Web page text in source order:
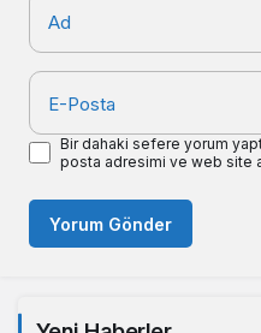
Ad
E-Posta
Bir dahaki sefere yorum
posta adresimi ve web site
Yorum Gönder